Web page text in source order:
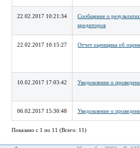
22.02.2017 10:21:34
Сообщение о
кредиторов
22.02.2017 10:15:27 Отчет оценщика об
10.02.2017 17:03:42 Уведомление о
06.02.2017 15:30:48 Уведомление о
Показано с 1 по 11 (Всего: 11)